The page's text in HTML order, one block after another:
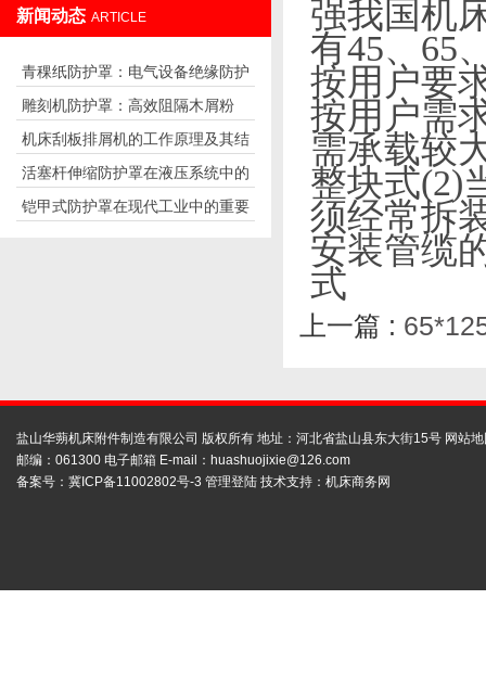
新闻动态 ARTICLE
青稞纸防护罩：电气设备绝缘防护
专用方案
雕刻机防护罩：高效阻隔木屑粉
尘，守护设备精度与安全
机床刮板排屑机的工作原理及其结
构分析
活塞杆伸缩防护罩在液压系统中的
应用
铠甲式防护罩在现代工业中的重要
强我国机
有45、 65
按用户要
按用户需
需承载较
整块式(2)
须经常拆
安装管缆
式
上一篇 :
盐山华蒴机床附件制造有限公司 版权所有 地址：河北省盐山县东大街15号 网站
邮编：061300 电子邮箱 E-mail： huashuojixie@126.com
备案号： 冀ICP备11002802号-3 管理登陆 技术支持： 机床商务网